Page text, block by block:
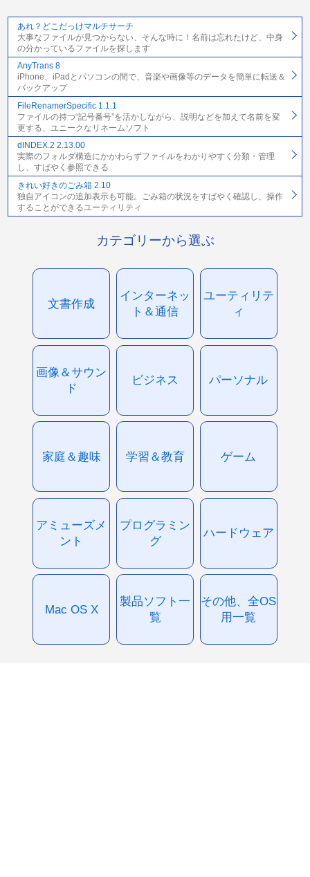
あれ？どこだっけマルチサーチ
大事なファイルが見つからない、そんな時に！名前は忘れたけど、中身
の分かっているファイルを探します
AnyTrans 8
iPhone、iPadとパソコンの間で、音楽や画像等のデータを簡単に転送＆
バックアップ
FileRenamerSpecific 1.1.1
ファイルの持つ“記号番号”を活かしながら、説明などを加えて名前を変
更する、ユニークなリネームソフト
dINDEX.2 2.13.00
実際のフォルダ構造にかかわらずファイルをわかりやすく分類・管理
し、すばやく参照できる
きれい好きのごみ箱 2.10
独自アイコンの追加表示も可能。ごみ箱の状況をすばやく確認し、操作
することができるユーティリティ
カテゴリーから選ぶ
文書作成
インターネッ
ト＆通信
ユーティリテ
ィ
画像＆サウン
ド
ビジネス パーソナル
家庭＆趣味 学習＆教育 ゲーム
アミューズメ
ント
プログラミン
グ
ハードウェア
Mac OS X
製品ソフト一
覧
その他、全OS
用一覧